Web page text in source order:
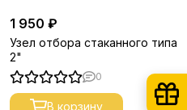
1 950 ₽
Узел отбора стаканного типа
2"
0
В корзину